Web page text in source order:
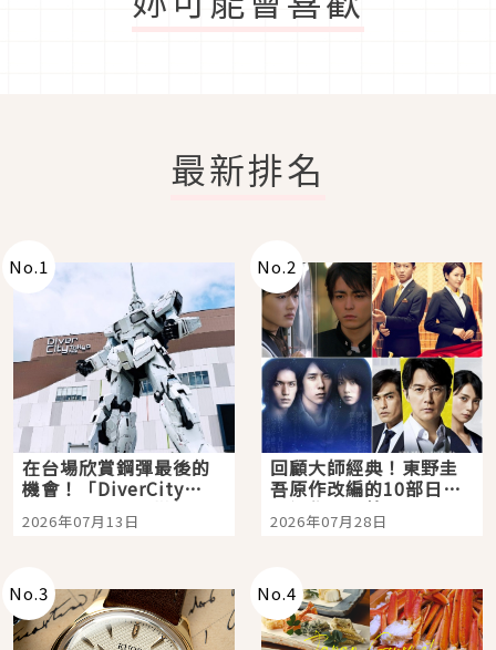
最新排名
No.1
在台場欣賞鋼彈最後的
機會！「DiverCity
Tokyo Plaza」搭船、
購物、美食及夜景，一
2026年07月13日
No.2
回顧大師經典！東野圭
吾原作改編的10部日本
影視作品推薦
2026年07月28日
No.3 No.4